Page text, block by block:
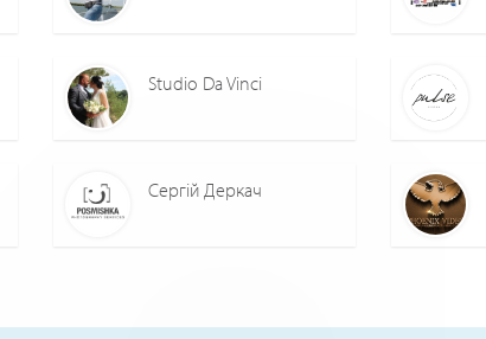
Studio Da Vinci
Сергій Деркач